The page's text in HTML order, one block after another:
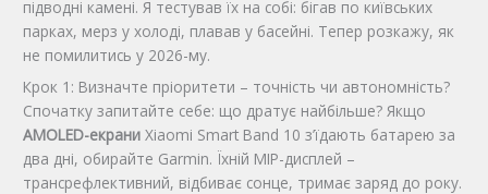
підводні камені. Я тестував їх на собі: бігав по київських
парках, мерз у холоді, плавав у басейні. Тепер розкажу, як
не помилитись у 2026-му.
Крок 1: Визначте пріоритети – точність чи автономність?
Спочатку запитайте себе: що дратує найбільше? Якщо
AMOLED-екрани Xiaomi Smart Band 10 з’їдають батарею за
два дні, обирайте Garmin. Їхній MIP-дисплей –
трансрефлективний, відбиває сонце, тримає заряд до року.